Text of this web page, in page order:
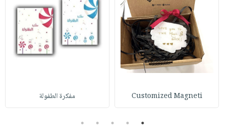
Customized Magneti مفكرة الطفولة
1
2
3
4
5